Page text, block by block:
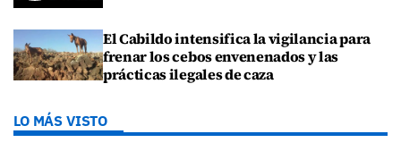
El Cabildo intensifica la vigilancia para
frenar los cebos envenenados y las
prácticas ilegales de caza
LO MÁS VISTO